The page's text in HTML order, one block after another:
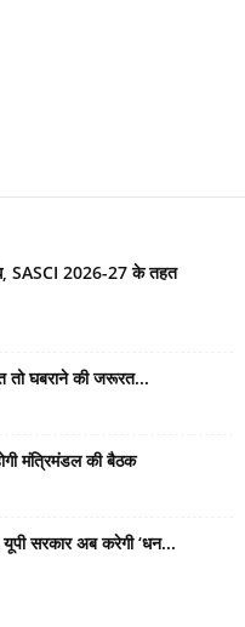
SASCI 2026-27 के तहत
तो घबराने की जरूरत...
मंत्रिमंडल की बैठक
सरकार अब करेगी ‘धन...